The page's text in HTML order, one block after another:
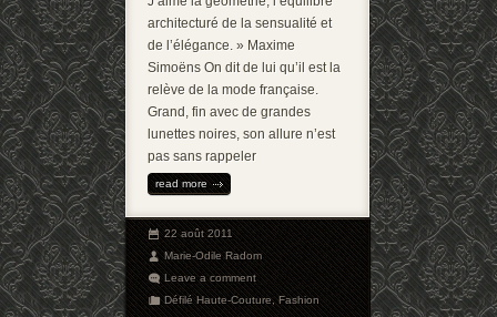
architecturé de la sensualité et
de l’élégance. » Maxime
Simoëns On dit de lui qu’il est la
relève de la mode française.
Grand, fin avec de grandes
lunettes noires, son allure n’est
pas sans rappeler
read more
22 août 2011
Marie-Odile Radom
Leave a comment
Défilé Haute-Couture,Fashion